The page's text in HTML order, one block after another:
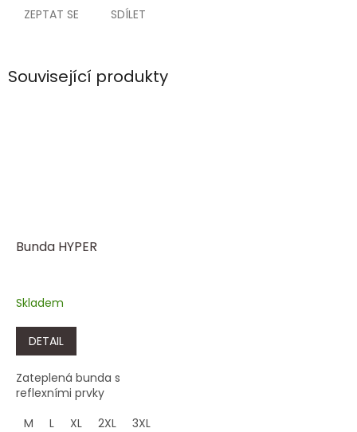
ZEPTAT SE SDÍLET
Související produkty
Bunda HYPER
Skladem
DETAIL
Zateplená bunda s
reflexními prvky
M
L XL 2XL 3XL